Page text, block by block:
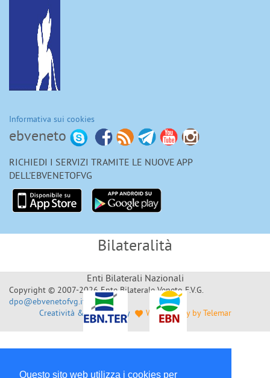
Questo sito web utilizza i cookies per
Informativa sui cookies
ebveneto
RICHIEDI I SERVIZI TRAMITE LE NUOVE APP
DELL'EBVENETOFVG
Bilateralità
Enti Bilaterali Nazionali
Copyright © 2007-2026 Ente Bilaterale Veneto F.V.G.
dpo@ebvenetofvg.it
Creatività & Sviluppo by
Web Agency by Telemar